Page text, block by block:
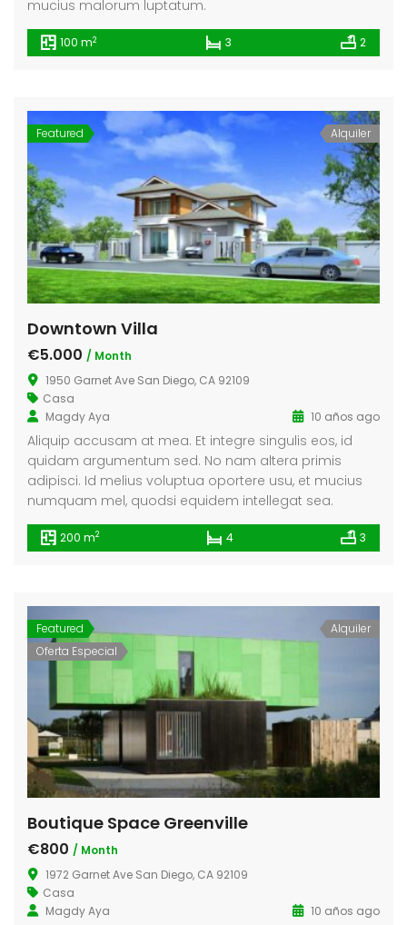
mucius malorum luptatum.
100 m2 3 2
Featured Alquiler
Downtown Villa
€5.000 / Month
1950 Garnet Ave San Diego, CA 92109
Casa
Magdy Aya
10 años ago
Aliquip accusam at mea. Et integre singulis eos, id
quidam argumentum sed. No nam altera primis
adipisci. Id melius voluptua oportere usu, et mucius
numquam mel, quodsi equidem intellegat sea.
200 m2 4 3
Featured
Oferta Especial
Alquiler
Boutique Space Greenville
€800 / Month
1972 Garnet Ave San Diego, CA 92109
Casa
Magdy Aya
10 años ago